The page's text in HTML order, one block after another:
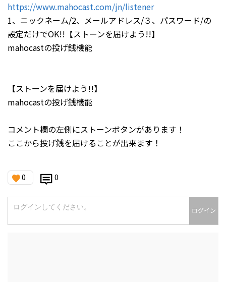
https://www.mahocast.com/jn/listener
1、ニックネーム/2、メールアドレス/３、パスワード/の
設定だけでOK!!【ストーンを届けよう!!】
mahocastの投げ銭機能
【ストーンを届けよう!!】
mahocastの投げ銭機能
コメント欄の左側にストーンボタンがあります！
ここから投げ銭を届けることが出来ます！
0 0
ログイン